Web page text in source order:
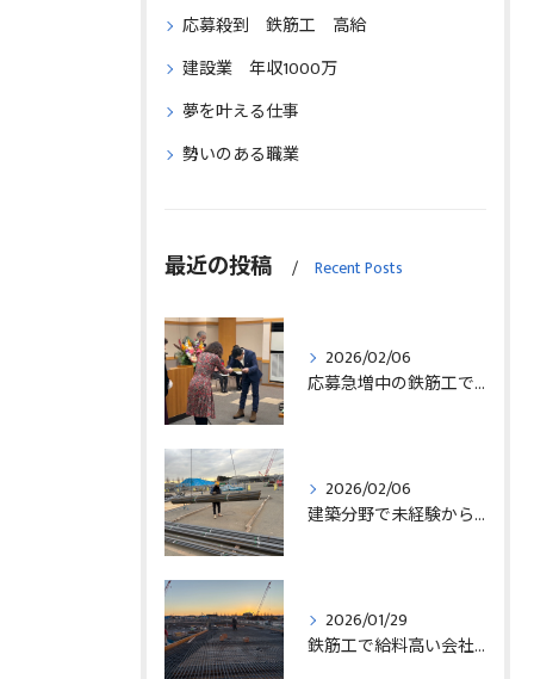
応募殺到 鉄筋工 高給
建設業 年収1000万
夢を叶える仕事
勢いのある職業
最近の投稿 Recent Posts
2026/02/06
応募急増中の鉄筋工で高給を目指す方法徹底解説埼玉県三郷市版
2026/02/06
建築分野で未経験から始める求人探しと三郷市で正社員就職の秘訣
2026/01/29
鉄筋工で給料高い会社に転職したリアルなインタビュー事例を埼玉県三郷市で解説